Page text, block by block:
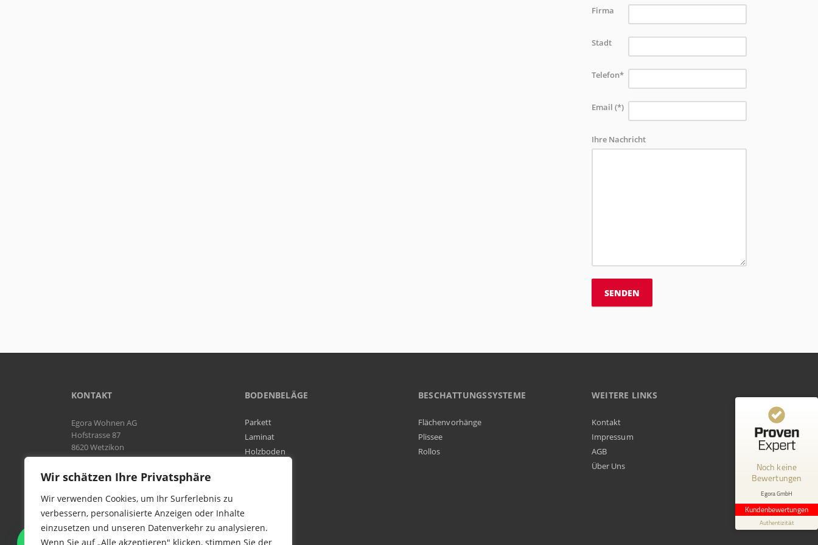
Wir schätzen Ihre Privatsphäre
Wir verwenden Cookies, um Ihr Surferlebnis zu
verbessern, personalisierte Anzeigen oder Inhalte
einzusetzen und unseren Datenverkehr zu analysieren.
Wenn Sie auf „Alle akzeptieren" klicken, stimmen Sie der
Firma
Stadt
Telefon*
Email (*)
Ihre Nachricht
KONTAKT
Egora Wohnen AG
Hofstrasse 87
8620 Wetzikon
Natel:
076 566 38 92
Tel:044 954 25 61
Mail:info@egora-bodenbelaege.ch
BODENBELÄGE
Parkett
Laminat
Holzboden
BESCHATTUNGSSYSTEME
Flächenvorhänge
Plissee
Rollos
WEITERE LINKS
Kontakt
Impressum
AGB
Über Uns
WIR SIND IN DER GESAMTEN
Noch keine
Bewertungen
Egora GmbH
Kundenbewertungen
Authentizität
Kundenbewertungen und Erfahrungen zu
Erfahren Sie mehr über dieses Bewertungssiegel
1.1.1970